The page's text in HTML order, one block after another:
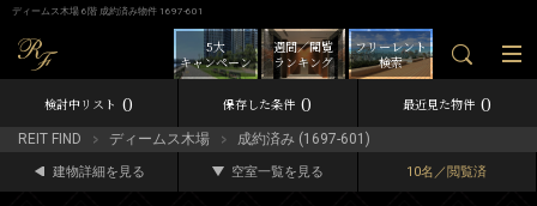
ディームス木場 6階 成約済み物件 1697-601
フリーレント
検索
週間／閲覧
ランキング
5大
キャンペーン
検討中リスト 0 保存した条件 0 最近見た物件 0
REIT FIND ディームス木場 成約済み (1697-601)
建物詳細を見る 空室一覧を見る 10名／閲覧済